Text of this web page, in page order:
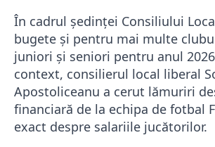
În cadrul ședinței Consiliului
bugete și pentru mai multe
juniori și seniori pentru anul
context, consilierul local liberal
Apostoliceanu a cerut lămuriri
financiară de la echipa de fotbal
exact despre salariile jucătorilor.